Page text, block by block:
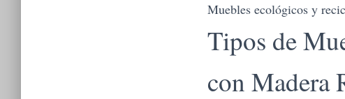
Muebles ecológicos y
Tipos de
con Madera